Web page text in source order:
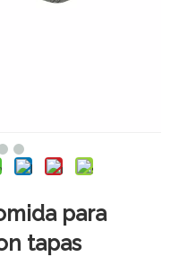
para
tapas